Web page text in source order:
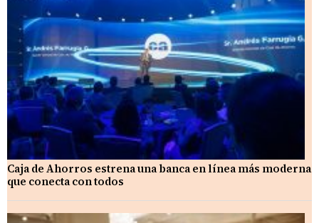
Caja de Ahorros estrena una banca en línea más moderna
que conecta con todos